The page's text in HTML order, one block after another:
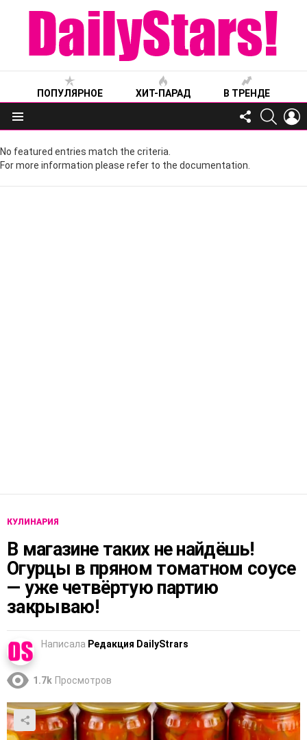
ПОПУЛЯРНОЕ ХИТ-ПАРАД В ТРЕНДЕ
Меню
FOLLOW
US
No featured entries match the criteria.
For more information please refer to the documentation.
КУЛИНАРИЯ
В магазине таких не найдёшь!
Огурцы в пряном томатном соусе
— уже четвёртую партию
закрываю!
Написала Редакция DailyStrars
1.7k Просмотров